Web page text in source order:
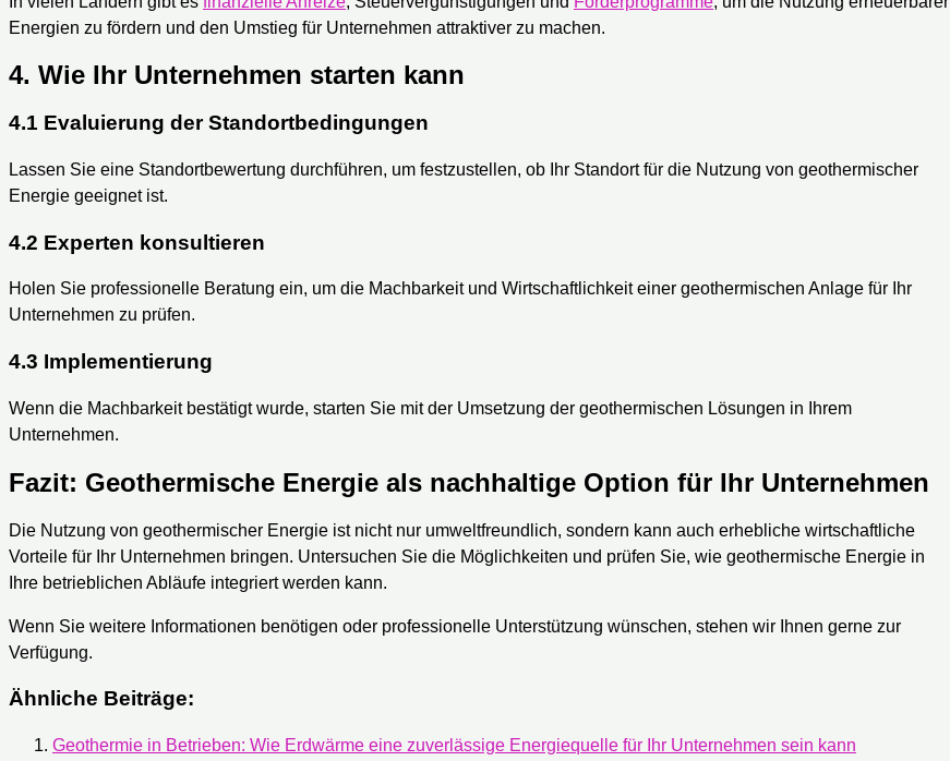
Energien zu fördern und den Umstieg für Unternehmen attraktiver zu machen.
4. Wie Ihr Unternehmen starten kann
4.1 Evaluierung der Standortbedingungen
Lassen Sie eine Standortbewertung durchführen, um festzustellen, ob Ihr Standort für die Nutzung von geothermischer
Energie geeignet ist.
4.2 Experten konsultieren
Holen Sie professionelle Beratung ein, um die Machbarkeit und Wirtschaftlichkeit einer geothermischen Anlage für Ihr
Unternehmen zu prüfen.
4.3 Implementierung
Wenn die Machbarkeit bestätigt wurde, starten Sie mit der Umsetzung der geothermischen Lösungen in Ihrem
Unternehmen.
Fazit: Geothermische Energie als nachhaltige Option für Ihr Unternehmen
Die Nutzung von geothermischer Energie ist nicht nur umweltfreundlich, sondern kann auch erhebliche wirtschaftliche
Vorteile für Ihr Unternehmen bringen. Untersuchen Sie die Möglichkeiten und prüfen Sie, wie geothermische Energie in
Ihre betrieblichen Abläufe integriert werden kann.
Wenn Sie weitere Informationen benötigen oder professionelle Unterstützung wünschen, stehen wir Ihnen gerne zur
Verfügung.
Ähnliche Beiträge:
Geothermie in Betrieben: Wie Erdwärme eine zuverlässige Energiequelle für Ihr Unternehmen sein kann